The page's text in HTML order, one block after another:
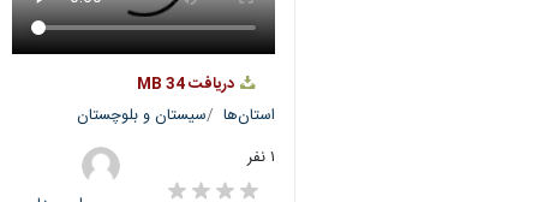
دریافت34 MB
استان‌ها
سیستان و بلوچستان
۱ نفر